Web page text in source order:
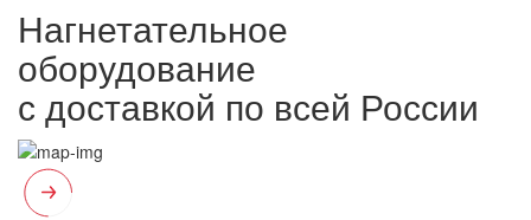
Нагнетательное
оборудование
с доставкой по всей России